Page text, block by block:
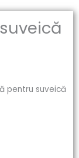
suveică
pentru suveică